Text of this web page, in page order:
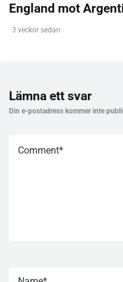
England mot
3 veckor sedan
Lämna ett svar
Din e-postadress kommer inte